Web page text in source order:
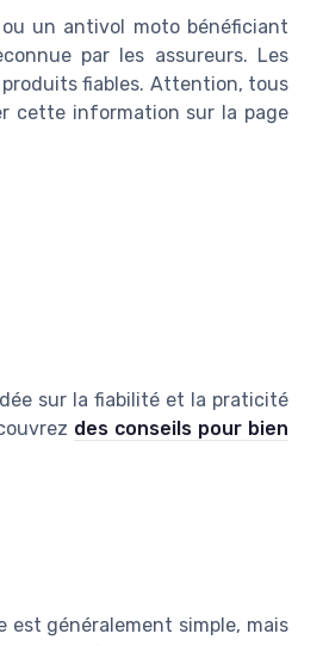
un antivol moto bénéficiant
par les assureurs. Les
produits fiables. Attention, tous
cette information sur la page
sur la fiabilité et la praticité
des conseils pour bien
est généralement simple, mais